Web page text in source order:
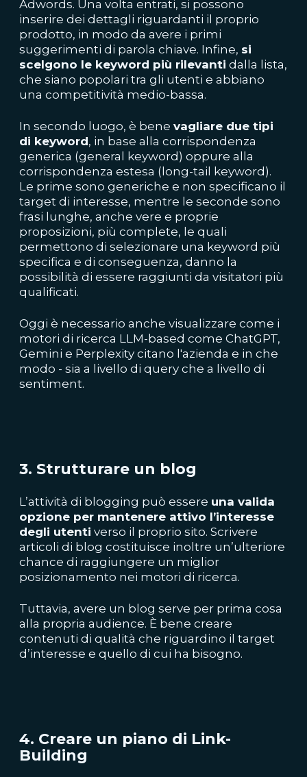
Adwords. Una volta entrati, si possono
inserire dei dettagli riguardanti il proprio
prodotto, in modo da avere i primi
suggerimenti di parola chiave. Infine, si
scelgono le keyword più rilevanti dalla lista,
che siano popolari tra gli utenti e abbiano
una competitività medio-bassa.
In secondo luogo, è bene vagliare due tipi
di keyword, in base alla corrispondenza
generica (general keyword) oppure alla
corrispondenza estesa (long-tail keyword).
Le prime sono generiche e non specificano il
target di interesse, mentre le seconde sono
frasi lunghe, anche vere e proprie
proposizioni, più complete, le quali
permettono di selezionare una keyword più
specifica e di conseguenza, danno la
possibilità di essere raggiunti da visitatori più
qualificati.
Oggi è necessario anche visualizzare come i
motori di ricerca LLM-based come ChatGPT,
Gemini e Perplexity citano l'azienda e in che
modo - sia a livello di query che a livello di
sentiment.
3. Strutturare un blog
L’attività di blogging può essere una valida
opzione per mantenere attivo l’interesse
degli utenti verso il proprio sito. Scrivere
articoli di blog costituisce inoltre un’ulteriore
chance di raggiungere un miglior
posizionamento nei motori di ricerca.
Tuttavia, avere un blog serve per prima cosa
alla propria audience. È bene creare
contenuti di qualità che riguardino il target
d’interesse e quello di cui ha bisogno.
4. Creare un piano di Link-
Building